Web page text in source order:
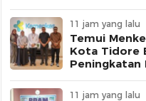
Webinar
11 jam yang lalu
Temui
Kota Tidore
Peningkatan
11 jam yang lalu